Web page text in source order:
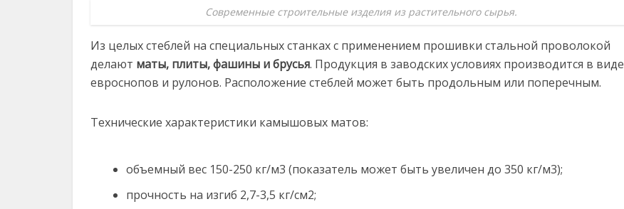
Современные строительные изделия из растительного сырья.
Из целых стеблей на специальных станках с применением прошивки стальной проволокой
делают маты, плиты, фашины и брусья. Продукция в заводских условиях производится в виде
евроснопов и рулонов. Расположение стеблей может быть продольным или поперечным.
Технические характеристики камышовых матов:
объемный вес 150-250 кг/м3 (показатель может быть увеличен до 350 кг/м3);
прочность на изгиб 2,7-3,5 кг/см2;